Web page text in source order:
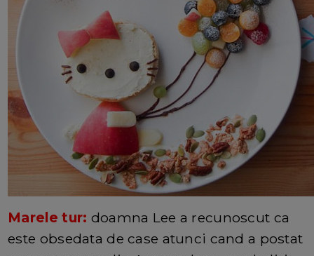
Marele tur: doamna Lee a recunoscut ca
este obsedata de case atunci cand a postat